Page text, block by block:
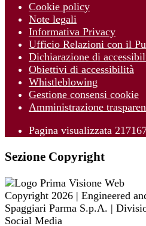
Cookie policy
Note legali
Informativa Privacy
Ufficio Relazioni con il
Dichiarazione di
Obiettivi di accessibilità
Whistleblowing
Gestione consensi cookie
Amministrazione
Pagina visualizzata
Sezione Copyright
Copyright 2026 | Engineered
Spaggiari Parma S.p.A. |
Social Media